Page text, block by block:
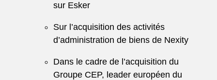
sur Esker
Sur l’acquisition des activités
d’administration de biens de Nexity
Dans le cadre de l’acquisition du
Groupe CEP, leader européen du